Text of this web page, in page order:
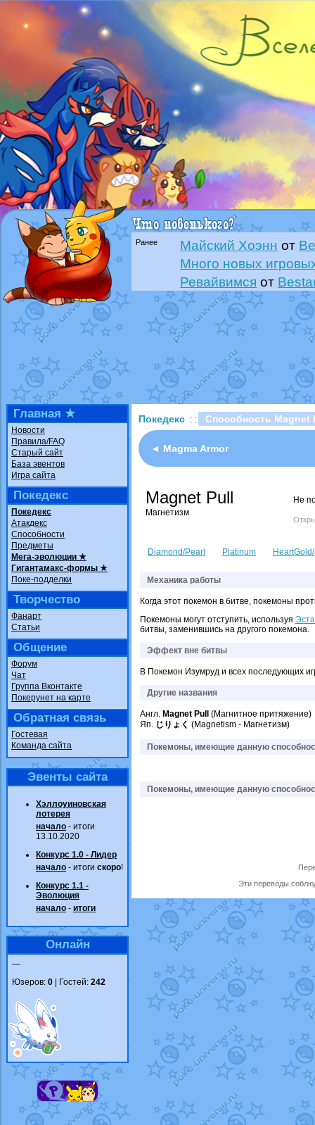
Ранее Майский Хоэнн от
Много новых
Ревайвимся от
Всё, трындец
Технические
доброе утро славяне
Йолда и Мимикью
от
Недовольный
The Dark Wishmaker
шадоу спиритомбот
траббишот
Raging Bolt
Shadow mismagius
Главная ★
Новости
Правила/FAQ
Старый сайт
База эвентов
Игра сайта
Покедекс
Покедекс
Атакдекс
Способности
Предметы
Мега-эволюции ★
Гигантамакс-формы ★
Поке-подделки
Творчество
Фанарт
Статьи
Общение
Форум
Чат
Группа Вконтакте
Покерунет на карте
Обратная связь
Гостевая
Команда сайта
Эвенты сайта
Хэллоуиновская
лотерея
начало - итоги
13.10.2020
Конкурс 1.0 - Лидер
начало - итоги скоро!
Конкурс 1.1 -
Эволюция
начало - итоги
Онлайн
—
Юзеров: 0 | Гостей: 242
Покедекс : : Способность Magnet
◄ Magma Armor
Magnet Pull
Магнетизм
Не
Diamond/Pearl Platinum
Механика работы
Когда этот покемон в битве, покемоны
Покемоны могут отступить, используя
битвы, заменившись на другого покемона.
Эффект вне битвы
В Покемон Изумруд и всех последующих
Другие названия
Англ. Magnet Pull
(Магнитное притяжение)
Яп. じりょく (Magnetism - Магнетизм)
Покемоны, имеющие данную
Покемоны, имеющие данную
Эти переводы